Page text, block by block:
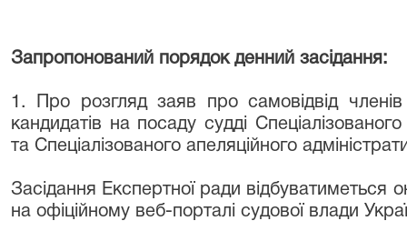
Запропонований порядок денний засідання:
1. Про розгляд заяв про самовідвід
кандидатів на посаду судді
та Спеціалізованого апеляційного
Засідання Експертної ради відбуватиметься
на офіційному веб-порталі судової влади